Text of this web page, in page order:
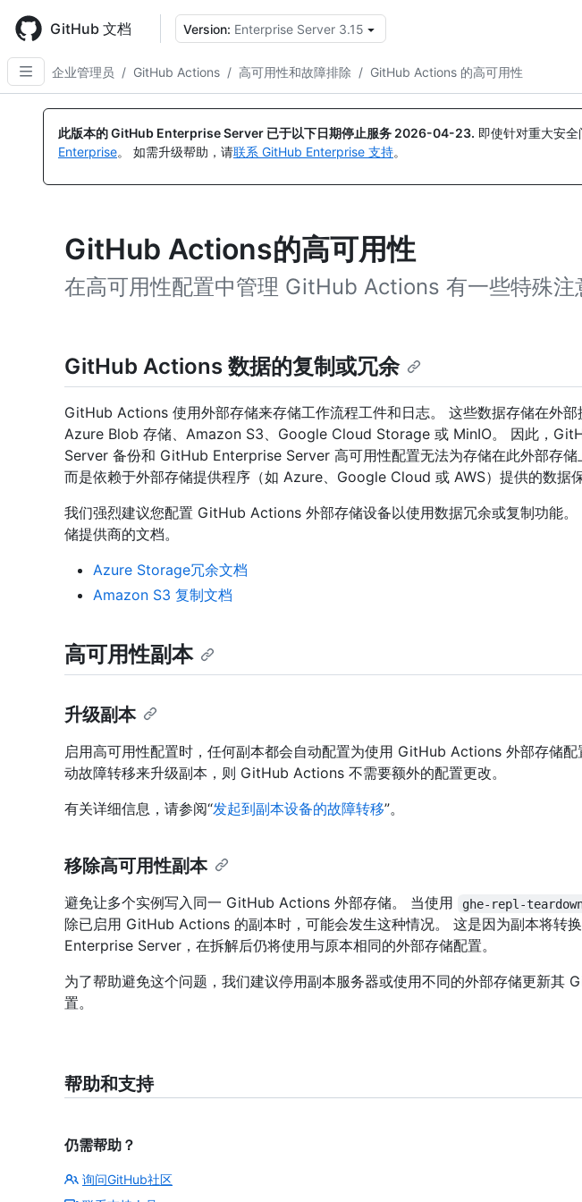
main
content
GitHub 文档 Version: Enterprise Server 3.15
企业管理员 / GitHub Actions / 高可用性和故障排除 / GitHub Actions 的高可用性
此版本的 GitHub Enterprise Server 已于以下日期停止服务 2026-04-23. 即使针对重大安
Enterprise。 如需升级帮助，请联系 GitHub Enterprise 支持。
GitHub Actions的高可用性
在高可用性配置中管理 GitHub Actions 有一些特殊注
GitHub Actions 数据的复制或冗余
GitHub Actions 使用外部存储来存储工作流程工件和日志。 这些数据存储在外部
Azure Blob 存储、Amazon S3、Google Cloud Storage 或 MinIO。 因此，
Server 备份和 GitHub Enterprise Server 高可用性配置无法为存储在此外部存储
而是依赖于外部存储提供程序（如 Azure、Google Cloud 或 AWS）提供的数据保
我们强烈建议您配置 GitHub Actions 外部存储设备以使用数据冗余或复制功能。
储提供商的文档。
Azure Storage冗余文档
Amazon S3 复制文档
高可用性副本
升级副本
启用高可用性配置时，任何副本都会自动配置为使用 GitHub Actions 外部存储配
动故障转移来升级副本，则 GitHub Actions 不需要额外的配置更改。
有关详细信息，请参阅“发起到副本设备的故障转移”。
移除高可用性副本
避免让多个实例写入同一 GitHub Actions 外部存储。 当使用 ghe-repl-
除已启用 GitHub Actions 的副本时，可能会发生这种情况。 这是因为副本将转
Enterprise Server，在拆解后仍将使用与原本相同的外部存储配置。
为了帮助避免这个问题，我们建议停用副本服务器或使用不同的外部存储更新其
置。
帮助和支持
仍需帮助？
询问GitHub社区